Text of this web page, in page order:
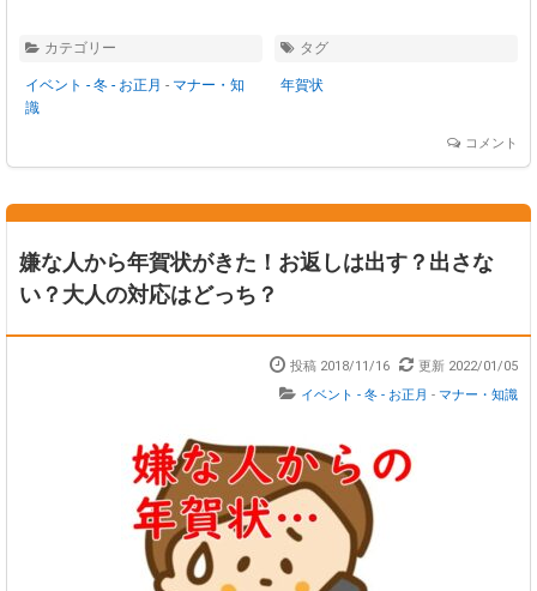
カテゴリー
イベント - 冬 - お正月 - マナー・知
識
タグ
年賀状
コメント
嫌な人から年賀状がきた！お返しは出す？出さな
い？大人の対応はどっち？
投稿 2018/11/16
更新 2022/01/05
イベント - 冬 - お正月 - マナー・知識